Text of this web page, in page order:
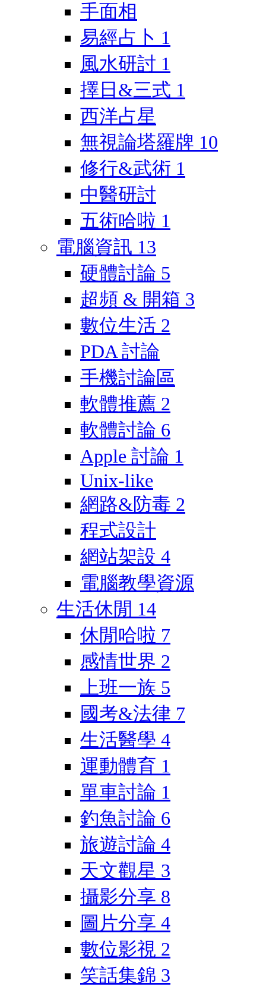
手面相
易經占卜 1
風水研討 1
擇日&三式 1
西洋占星
無視論塔羅牌 10
修行&武術 1
中醫研討
五術哈啦 1
電腦資訊 13
硬體討論 5
超頻 & 開箱 3
數位生活 2
PDA 討論
手機討論區
軟體推薦 2
軟體討論 6
Apple 討論 1
Unix-like
網路&防毒 2
程式設計
網站架設 4
電腦教學資源
生活休閒 14
休閒哈啦 7
感情世界 2
上班一族 5
國考&法律 7
生活醫學 4
運動體育 1
單車討論 1
釣魚討論 6
旅遊討論 4
天文觀星 3
攝影分享 8
圖片分享 4
數位影視 2
笑話集錦 3